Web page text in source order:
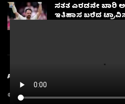
ಸತತ ಎರಡನೇ ಬಾರಿ
ಇತಿಹಾಸ ಬರೆದ
About
© 2025Karnatakanewsbeat